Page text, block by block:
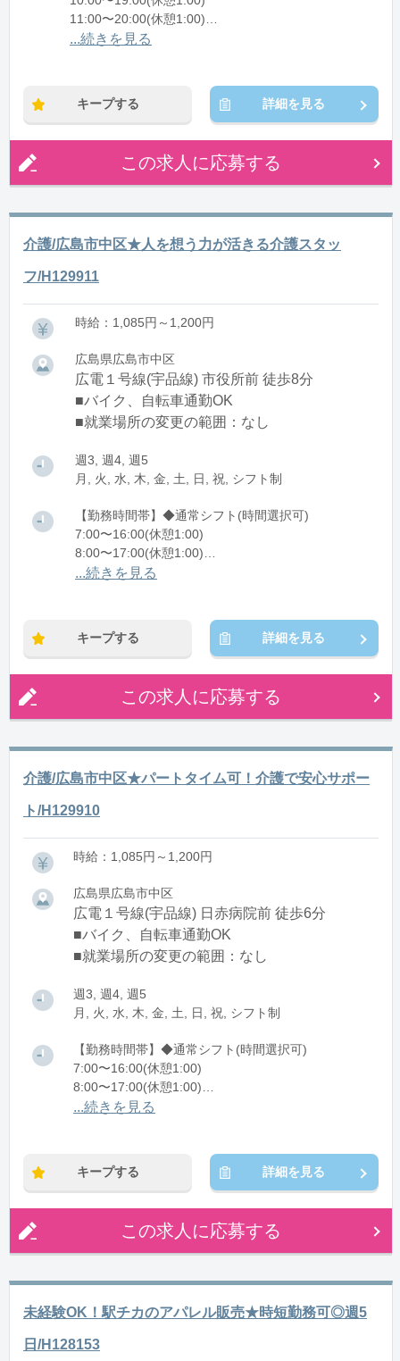
11:00〜20:00(休憩1:00)
...続きを見る
キープする 詳細を見る
この求人に応募する
介護/広島市中区★人を想う力が活きる介護スタッ
フ/H129911
時給：1,085円～1,200円
広島県広島市中区
広電１号線(宇品線) 市役所前 徒歩8分
■バイク、自転車通勤OK
■就業場所の変更の範囲：なし
週3, 週4, 週5
月, 火, 水, 木, 金, 土, 日, 祝, シフト制
【勤務時間帯】◆通常シフト(時間選択可)
7:00〜16:00(休憩1:00)
8:00〜17:00(休憩1:00)
12:00〜21:00(休憩1:00)
...続きを見る
キープする 詳細を見る
この求人に応募する
介護/広島市中区★パートタイム可！介護で安心サポー
ト/H129910
時給：1,085円～1,200円
広島県広島市中区
広電１号線(宇品線) 日赤病院前 徒歩6分
■バイク、自転車通勤OK
■就業場所の変更の範囲：なし
週3, 週4, 週5
月, 火, 水, 木, 金, 土, 日, 祝, シフト制
【勤務時間帯】◆通常シフト(時間選択可)
7:00〜16:00(休憩1:00)
8:00〜17:00(休憩1:00)
12:00〜21:00(休憩1:00)
...続きを見る
キープする 詳細を見る
この求人に応募する
未経験OK！駅チカのアパレル販売★時短勤務可◎週5
日/H128153